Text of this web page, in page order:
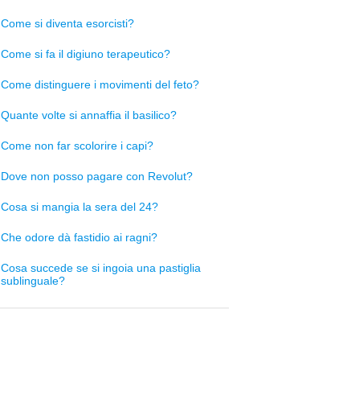
Come si diventa esorcisti?
Come si fa il digiuno terapeutico?
Come distinguere i movimenti del feto?
Quante volte si annaffia il basilico?
Come non far scolorire i capi?
Dove non posso pagare con Revolut?
Cosa si mangia la sera del 24?
Che odore dà fastidio ai ragni?
Cosa succede se si ingoia una pastiglia
sublinguale?